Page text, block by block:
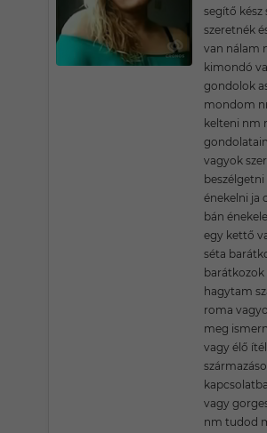
segítő kész
szeretnék
van nálam
kimondó
gondolok
mondom
kelteni nm
vagyok
énekelni ja
bán
egy kettő
séta
barátkozok
hagytam
roma
meg
vagy élő
vagy
nm tudod